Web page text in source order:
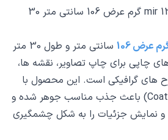
معرفی رول کاغذ کوتد mir 130 گرم عرض 106 سانتی متر 30
سانتی متر و طول 30 متر
چاپی برای چاپ تصاویر، نقشه ها،
های گرافیکی است. این محصول با
داشتن پوشش کوتد (Coated) باعث جذب مناسب جوهر شده و
نمایش جزئیات را به شکل چشمگیری